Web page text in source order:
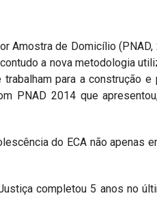
Amostra de Domicílio
a nova metodologia
para a construção e
PNAD 2014 que
do ECA não apenas
completou 5 anos no